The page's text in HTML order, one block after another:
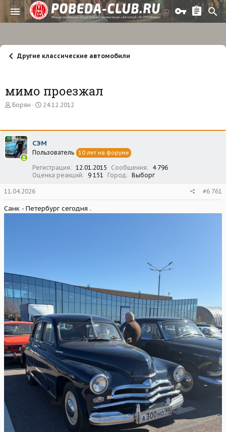
Другие классические автомобили
мимо проезжал
А
о
р
т
е
Борян
Д
а
а
ч
л
а
24.12.2012
СЭМ
Пользователь 10 лет на форуме
Регистрация 12.01.2015 Сообщения
4 796
Оценка реакций
9 151 Город Выборг
11.04.2026 #6 761
Санк - Петербург сегодня .